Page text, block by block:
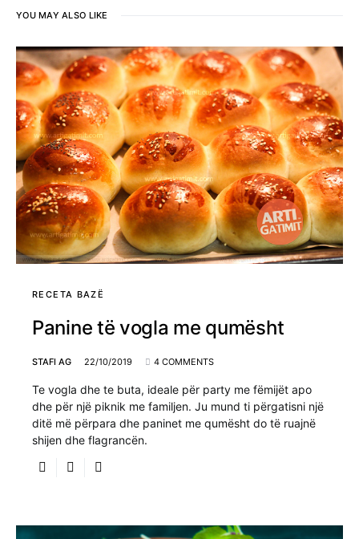
YOU MAY ALSO LIKE
RECETA BAZË
Panine të vogla me qumësht
STAFI AG 22/10/2019 4 COMMENTS
Te vogla dhe te buta, ideale për party me fëmijët apo
dhe për një piknik me familjen. Ju mund ti përgatisni një
ditë më përpara dhe paninet me qumësht do të ruajnë
shijen dhe flagrancën.